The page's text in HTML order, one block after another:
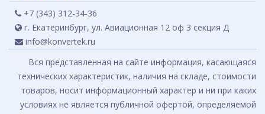
+7 (343) 312-34-36
г. Екатеринбург, ул. Авиационная 12 оф 3 секция Д
info@konvertek.ru
Вся представленная на сайте информация, касающаяся
технических характеристик, наличия на складе, стоимости
товаров, носит информационный характер и ни при каких
условиях не является публичной офертой, определяемой